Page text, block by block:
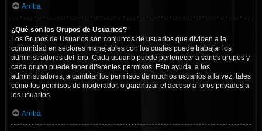
Arriba
¿Qué son los Grupos de Usuarios?
Los Grupos de Usuarios son conjuntos de usuarios que dividen a la
comunidad en sectores manejables con los cuales puede trabajar los
administradores del foro. Cada usuario puede pertenecer a varios grupos y
cada grupo puede tener diferentes permisos. Esto ayuda, a los
administradores, a cambiar los permisos de muchos usuarios a la vez, tales
como los permisos de moderador, o garantizar el acceso a foros privados a
los usuarios.
Arriba